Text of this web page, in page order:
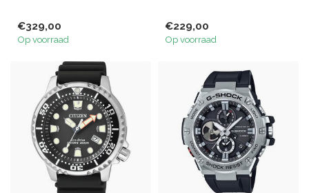
€329,00
Op voorraad
€229,00
Op voorraad